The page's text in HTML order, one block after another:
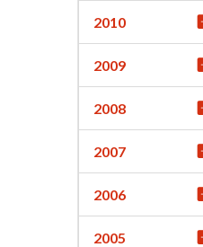
2010
2009
2008
2007
2006
2005